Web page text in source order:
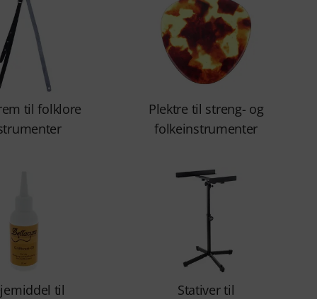
til folklore
Plektre til streng- og
folkeinstrumenter
til
Stativer til